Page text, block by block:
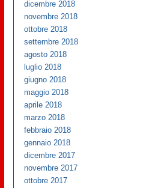
dicembre 2018
novembre 2018
ottobre 2018
settembre 2018
agosto 2018
luglio 2018
giugno 2018
maggio 2018
aprile 2018
marzo 2018
febbraio 2018
gennaio 2018
dicembre 2017
novembre 2017
ottobre 2017